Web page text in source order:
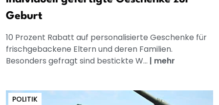
Geburt
10 Prozent Rabatt auf personalisierte Geschenke für
frischgebackene Eltern und deren Familien.
Besonders gefragt sind bestickte W... | mehr
POLITIK